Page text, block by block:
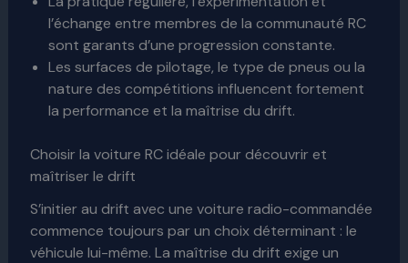
l’échange entre membres de la communauté RC
sont garants d’une progression constante.
Les surfaces de pilotage, le type de pneus ou la
nature des compétitions influencent fortement
la performance et la maîtrise du drift.
Choisir la voiture RC idéale pour découvrir et
maîtriser le drift
S’initier au drift avec une voiture radio-commandée
commence toujours par un choix déterminant : le
véhicule lui-même. La maîtrise du drift exige un